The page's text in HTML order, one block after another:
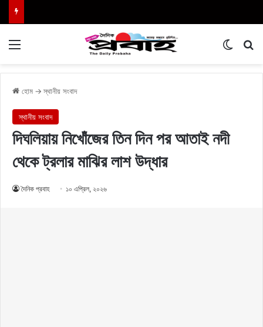
হোম → স্থানীয় সংবাদ
স্থানীয় সংবাদ
দিঘলিয়ায় নিখোঁজের তিন দিন পর আতাই নদী
থেকে ট্রলার মাঝির লাশ উদ্ধার
দৈনিক প্রবাহ ১০ এপ্রিল, ২০২৬